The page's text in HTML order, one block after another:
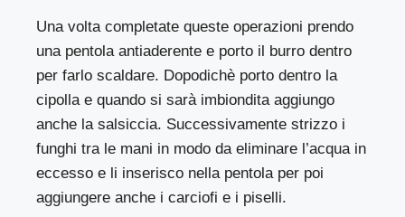
Una volta completate queste operazioni prendo
una pentola antiaderente e porto il burro dentro
per farlo scaldare. Dopodichè porto dentro la
cipolla e quando si sarà imbiondita aggiungo
anche la salsiccia. Successivamente strizzo i
funghi tra le mani in modo da eliminare l’acqua in
eccesso e li inserisco nella pentola per poi
aggiungere anche i carciofi e i piselli.